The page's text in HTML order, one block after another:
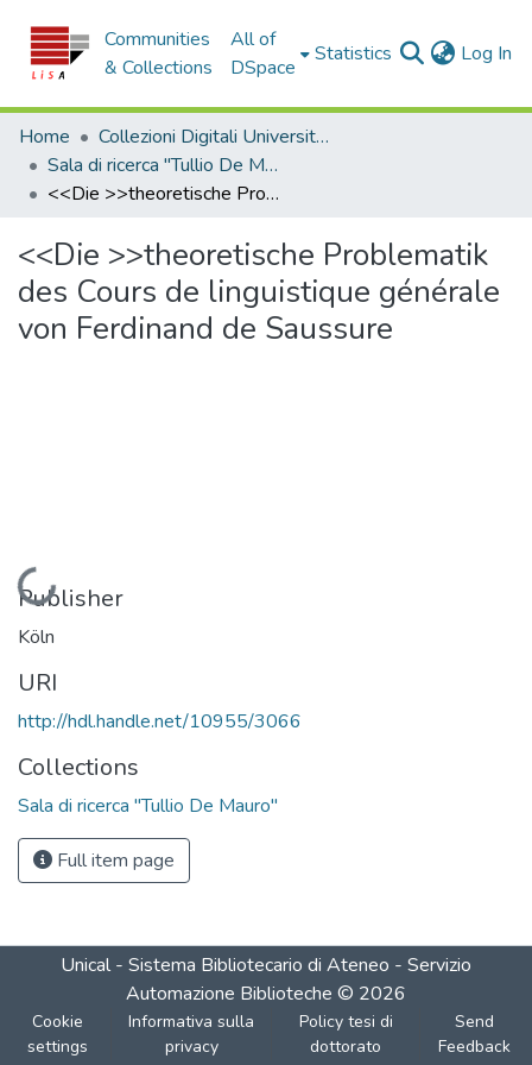
Communities
& Collections
All of
DSpace
Statistics Log In
Home
Collezioni Digitali Università della Calabria
Sala di ricerca "Tullio De Mauro"
<<Die >>theoretische Problematik des Cours de linguistique générale von Ferdinand de Saussure
<<Die >>theoretische Problematik
des Cours de linguistique générale
von Ferdinand de Saussure
Loading...
Publisher
Köln
URI
http://hdl.handle.net/10955/3066
Collections
Sala di ricerca "Tullio De Mauro"
Full item page
Unical - Sistema Bibliotecario di Ateneo - Servizio
Automazione Biblioteche © 2026
Cookie
settings
Informativa sulla
privacy
Policy tesi di
dottorato
Send
Feedback